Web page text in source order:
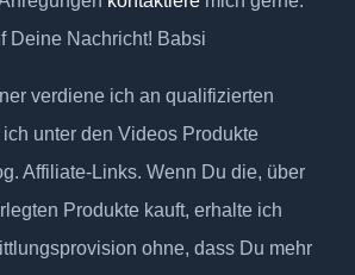
Deine Nachricht! Babsi
verdiene ich an qualifizierten
unter den Videos Produkte
Affiliate-Links. Wenn Du die, über
Produkte kauft, erhalte ich
ohne, dass Du mehr